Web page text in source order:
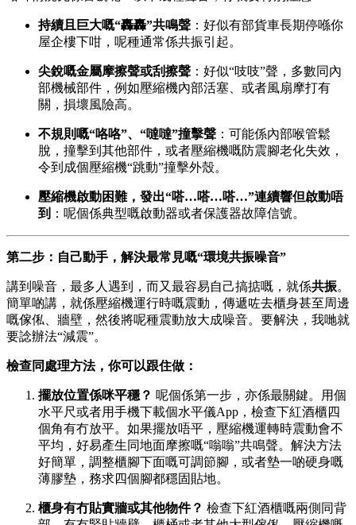
持續且巨大嘅“轟轟”共鳴聲 ：好似有部貨車長期停喺你
屋企樓下咁，呢種通常係共振引起。
尖銳嘅金屬摩擦聲或刮擦聲 ：好似“吱吱”聲，多數同內
部機械部件，例如壓縮機內部活塞、或者風扇摩打有
關，損壞風險高。
不規則嘅“咯咯”、“噠噠”撞擊聲 ：可能係內部喉管鬆
脫，撞擊到其他部件，或者壓縮機嘅防震腳老化失效，
令到成個壓縮機“跳動”撞擊外殼。
壓縮機啟動困難，發出“嗒…嗒…嗒…”連續響但啟動唔
到 ：呢個係典型嘅啟動器或者保護器故障信號。
第二步：自己動手，解決最常見嘅“環境共振噪音”
講到噪音，最多人遇到，而又最容易自己搞掂嘅，就係共振。
簡單啲講，就係壓縮機運行時嘅震動，傳遞咗去櫃身甚至周邊
嘅傢俬、牆壁，然後將呢種震動放大成噪音。要解決，我哋就
要諗辦法“減震”。
檢查同處理方法，你可以跟住做：
擺放位置係咪平穩？ 呢個係第一步，亦係最關鍵。用個
水平尺或者用手機下載個水平儀App，檢查下紅酒櫃四
個角有冇放平。如果擺放唔平，壓縮機運轉時震動會不
平均，好易產生同地面摩擦嘅“嗡嗡”共鳴聲。解決方法
好簡單，調整櫃腳下面嘅可調節腳，或者墊一啲硬身嘅
薄膠墊，務求四個腳都穩固貼地。
櫃身有冇貼實牆或其他物件？ 檢查下紅酒櫃嘅兩側同背